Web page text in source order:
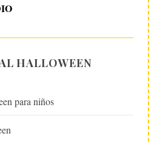
HALLOWEEN
para niños